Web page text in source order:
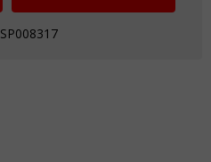
SP008317